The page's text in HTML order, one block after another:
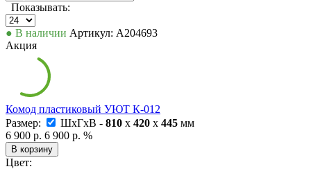
Показывать:
● В наличии Артикул: А204693
Акция
Комод пластиковый УЮТ К-012
Размер:
ШxГxВ - 810 x 420 x 445 мм
6 900 р. 6 900 р. %
В корзину
Цвет: